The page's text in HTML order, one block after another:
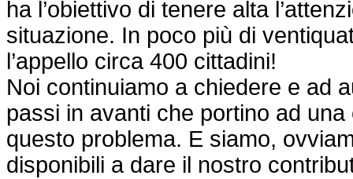
ha l’obiettivo di tenere alta
situazione. In poco più di
l’appello circa 400 cittadini!
Noi continuiamo a chiedere e ad
passi in avanti che portino ad
questo problema. E siamo,
disponibili a dare il nostro